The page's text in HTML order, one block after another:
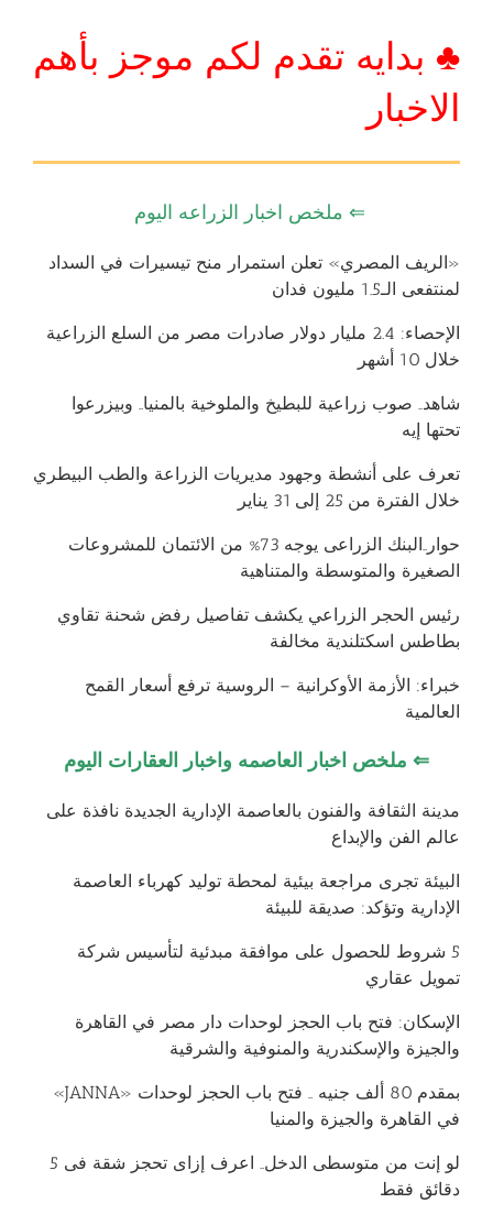
♣ بدايه تقدم لكم موجز بأهم
الاخبار
⇐ ملخص اخبار الزراعه اليوم
«الريف المصري» تعلن استمرار منح تيسيرات في السداد
لمنتفعى الـ1.5 مليون فدان
الإحصاء: 2.4 مليار دولار صادرات مصر من السلع الزراعية
خلال 10 أشهر
شاهد.. صوب زراعية للبطيخ والملوخية بالمنيا.. وبيزرعوا
تحتها إيه
تعرف على أنشطة وجهود مديريات الزراعة والطب البيطري
خلال الفترة من 25 إلى 31 يناير
حوار..البنك الزراعى يوجه 73% من الائتمان للمشروعات
الصغيرة والمتوسطة والمتناهية
رئيس الحجر الزراعي يكشف تفاصيل رفض شحنة تقاوي
بطاطس اسكتلندية مخالفة
خبراء: الأزمة الأوكرانية – الروسية ترفع أسعار القمح
العالمية
⇐ ملخص اخبار العاصمه واخبار العقارات اليوم
مدينة الثقافة والفنون بالعاصمة الإدارية الجديدة نافذة على
عالم الفن والإبداع
البيئة تجرى مراجعة بيئية لمحطة توليد كهرباء العاصمة
الإدارية وتؤكد: صديقة للبيئة
5 شروط للحصول على موافقة مبدئية لتأسيس شركة
تمويل عقاري
الإسكان: فتح باب الحجز لوحدات دار مصر في القاهرة
والجيزة والإسكندرية والمنوفية والشرقية
بمقدم 80 ألف جنيه .. فتح باب الحجز لوحدات «JANNA»
في القاهرة والجيزة والمنيا
لو إنت من متوسطى الدخل.. اعرف إزاى تحجز شقة فى 5
دقائق فقط